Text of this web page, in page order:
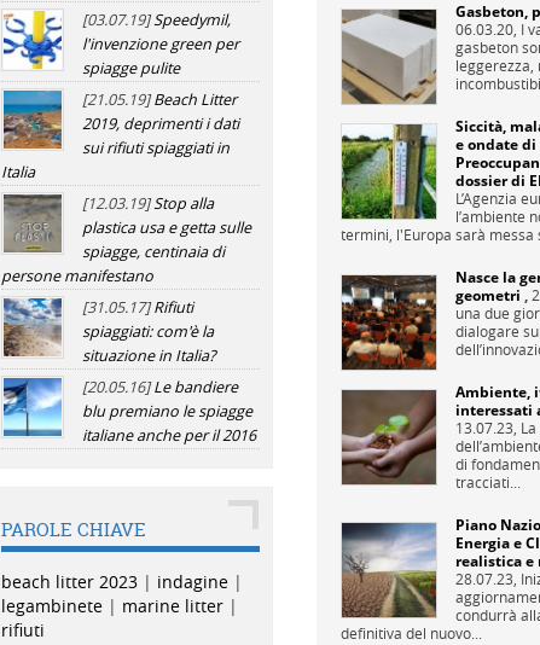
[03.07.19]Speedymil,
l'invenzione green per
spiagge pulite
[21.05.19]Beach Litter
2019, deprimenti i dati
sui rifiuti spiaggiati in
Italia
[12.03.19]Stop alla
plastica usa e getta sulle
spiagge, centinaia di
persone manifestano
[31.05.17]Rifiuti
spiaggiati: com'è la
situazione in Italia?
[20.05.16]Le bandiere
blu premiano le spiagge
italiane anche per il 2016
PAROLE CHIAVE
beach litter 2023| indagine|
legambinete| marine litter|
rifiuti
Gasbeton,
06.03.20, I
gasbeton
leggerezza,
Siccità,
e ondate di
dossier di
L’Agenzia
l’ambiente
termini, l'Europa sarà messa
Nasce la
geometri ,
una due
dialogare
Ambiente,
interessati
13.07.23,
di
tracciati...
Piano
Energia e
realistica
28.07.23,
condurrà
definitiva del nuovo...